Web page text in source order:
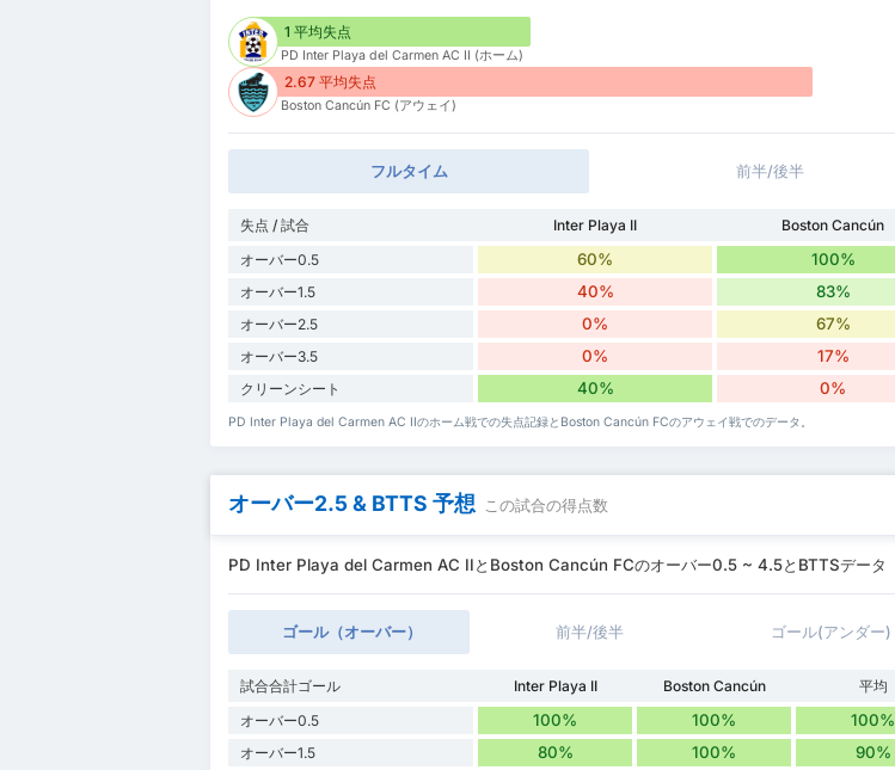
1 平均失点
PD Inter Playa del Carmen AC II (ホーム)
2.67 平均失点
Boston Cancún FC (アウェイ)
フルタイム 前半/後半
失点 / 試合 Inter Playa II
Boston Cancún
オーバー0.5
60% 100%
オーバー1.5 40% 83%
オーバー2.5 0% 67%
オーバー3.5 0% 17%
クリーンシート 40% 0%
PD Inter Playa del Carmen AC IIのホーム戦での失点記録とBoston Cancún FCのアウェイ戦でのデータ。
オーバー2.5 & BTTS 予想 この試合の得点数
PD Inter Playa del Carmen AC IIとBoston Cancún FCのオーバー0.5 ~ 4.5とBTTSデータ
ゴール（オーバー） 前半/後半 ゴール(アンダー)
試合合計ゴール Inter Playa II Boston Cancún
平均
オーバー0.5
100% 100% 100%
オーバー1.5 80% 100% 90%